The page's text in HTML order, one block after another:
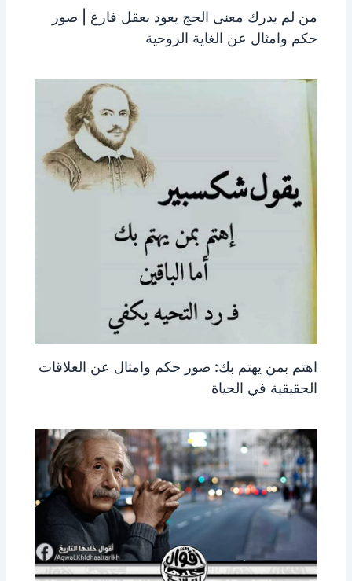
من لم يدرك معنى الحج يعود بعقل فارغ | صور
حكم وامثال عن الغاية الروحية
اهتم بمن يهتم بك: صور حكم وامثال عن العلاقات
الحقيقية في الحياة